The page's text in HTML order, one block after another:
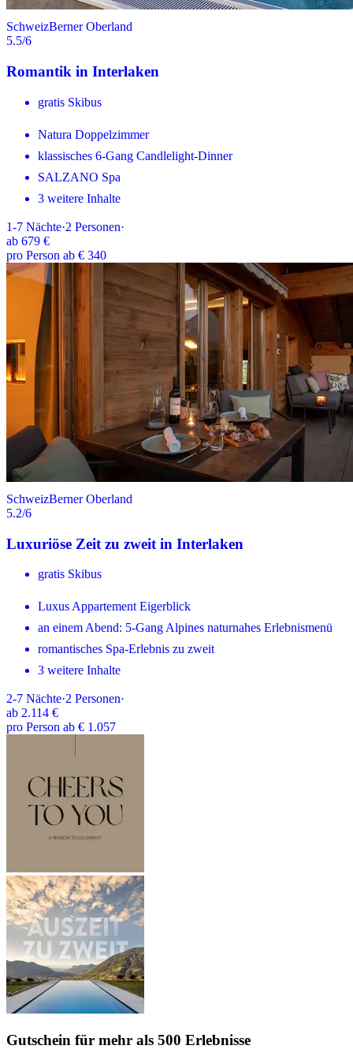
SchweizBerner Oberland
5.5/6
Romantik in Interlaken
gratis Skibus
Natura Doppelzimmer
klassisches 6-Gang Candlelight-Dinner
SALZANO Spa
3 weitere Inhalte
1-7 Nächte·2 Personen·
ab 679 €
pro Person ab € 340
SchweizBerner Oberland
5.2/6
Luxuriöse Zeit zu zweit in Interlaken
gratis Skibus
Luxus Appartement Eigerblick
an einem Abend: 5-Gang Alpines naturnahes Erlebnismenü
romantisches Spa-Erlebnis zu zweit
3 weitere Inhalte
2-7 Nächte·2 Personen·
ab 2.114 €
pro Person ab € 1.057
Gutschein für mehr als 500 Erlebnisse